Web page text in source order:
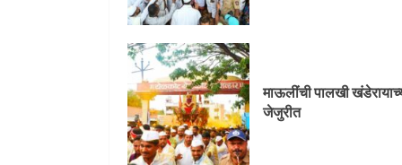
माऊलींची पालखी
जेजुरीत
3